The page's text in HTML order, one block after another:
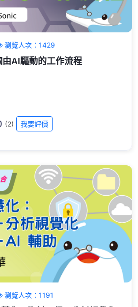
瀏覽人次：1429
AI驅動的工作流程
(2) 我要評價
瀏覽人次：1191